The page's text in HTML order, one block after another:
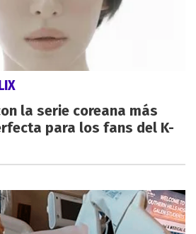
la serie coreana más
para los fans del K-